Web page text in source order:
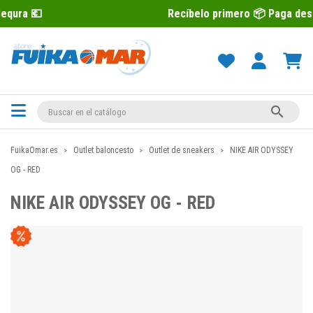
Recíbelo primero 📦 Paga después con

FuikaOmar.es Outlet baloncesto Outlet de sneakers
NIKE AIR ODYSSEY
OG - RED
NIKE AIR ODYSSEY OG - RED